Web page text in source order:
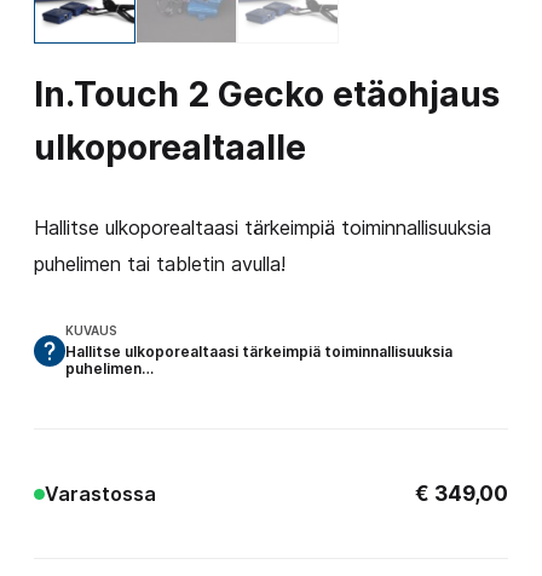
In.Touch 2 Gecko etäohjaus
ulkoporealtaalle
Hallitse ulkoporealtaasi tärkeimpiä toiminnallisuuksia
puhelimen tai tabletin avulla!
KUVAUS
Hallitse ulkoporealtaasi tärkeimpiä toiminnallisuuksia
puhelimen…
Varastossa € 349,00